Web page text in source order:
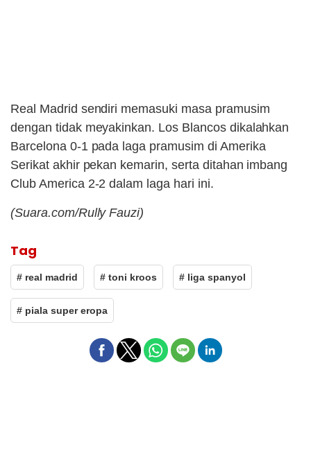
Real Madrid sendiri memasuki masa pramusim
dengan tidak meyakinkan. Los Blancos dikalahkan
Barcelona 0-1 pada laga pramusim di Amerika
Serikat akhir pekan kemarin, serta ditahan imbang
Club America 2-2 dalam laga hari ini.
(Suara.com/Rully Fauzi)
Tag
# real madrid # toni kroos # liga spanyol
# piala super eropa